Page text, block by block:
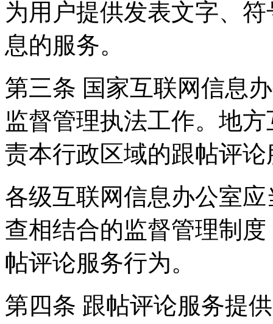
为用户提供发表文字、
息的服务。
第三条 国家互联网信息
监督管理执法工作。地
责本行政区域的跟帖评
各级互联网信息办公室
查相结合的监督管理制
帖评论服务行为。
第四条 跟帖评论服务提